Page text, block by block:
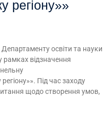
регіону»»
освіти та науки
рамках відзначення
Під час заходу
щодо створення умов,